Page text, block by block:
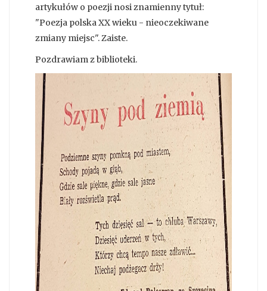
artykułów o poezji nosi znamienny tytuł:
"Poezja polska XX wieku - nieoczekiwane
zmiany miejsc". Zaiste.
Pozdrawiam z biblioteki.